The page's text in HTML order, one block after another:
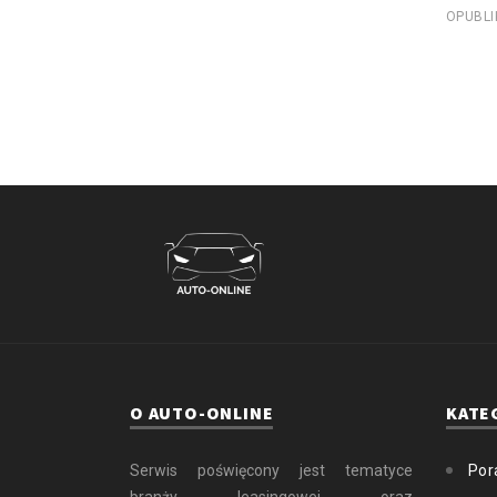
O AUTO-ONLINE
Serwis poświęcony jest tematyce